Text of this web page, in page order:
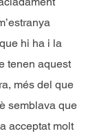
hi ha i la
tenen aquest
més del que
semblava que
acceptat molt